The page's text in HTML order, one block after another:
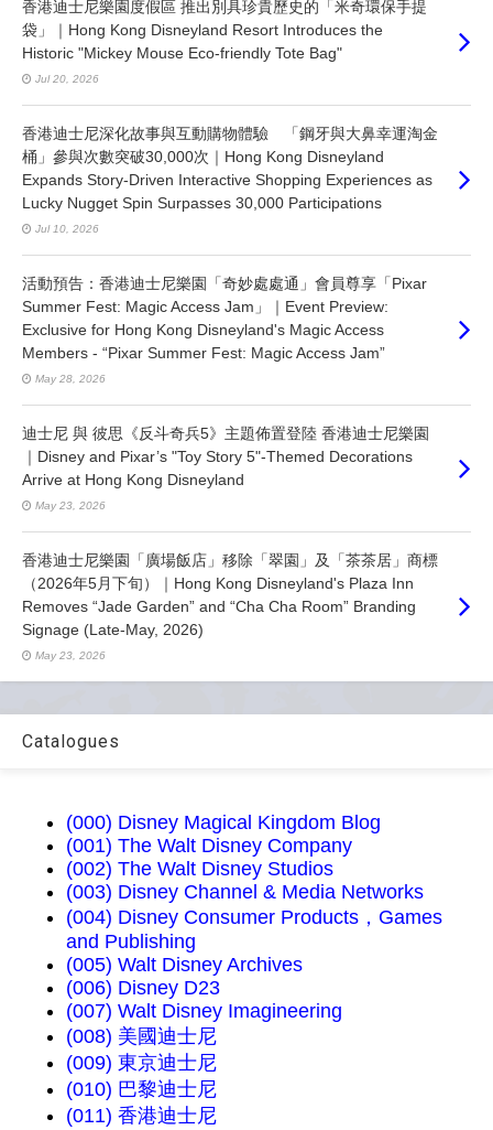
香港迪士尼樂園度假區 推出別具珍貴歷史的「米奇環保手提
袋」｜Hong Kong Disneyland Resort Introduces the
Historic "Mickey Mouse Eco-friendly Tote Bag"
Jul 20, 2026
香港迪士尼深化故事與互動購物體驗 「鋼牙與大鼻幸運淘金
桶」參與次數突破30,000次｜Hong Kong Disneyland
Expands Story-Driven Interactive Shopping Experiences as
Lucky Nugget Spin Surpasses 30,000 Participations
Jul 10, 2026
活動預告：香港迪士尼樂園「奇妙處處通」會員尊享「Pixar
Summer Fest: Magic Access Jam」｜Event Preview:
Exclusive for Hong Kong Disneyland's Magic Access
Members - “Pixar Summer Fest: Magic Access Jam”
May 28, 2026
迪士尼 與 彼思《反斗奇兵5》主題佈置登陸 香港迪士尼樂園
｜Disney and Pixar’s "Toy Story 5"-Themed Decorations
Arrive at Hong Kong Disneyland
May 23, 2026
香港迪士尼樂園「廣場飯店」移除「翠園」及「茶茶居」商標
（2026年5月下旬）｜Hong Kong Disneyland's Plaza Inn
Removes “Jade Garden” and “Cha Cha Room” Branding
Signage (Late-May, 2026)
May 23, 2026
Catalogues
(000) Disney Magical Kingdom Blog
(001) The Walt Disney Company
(002) The Walt Disney Studios
(003) Disney Channel & Media Networks
(004) Disney Consumer Products，Games
and Publishing
(005) Walt Disney Archives
(006) Disney D23
(007) Walt Disney Imagineering
(008) 美國迪士尼
(009) 東京迪士尼
(010) 巴黎迪士尼
(011) 香港迪士尼